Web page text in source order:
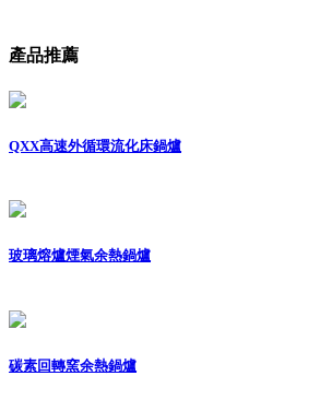
產品推薦
QXX高速外循環流化床鍋爐
玻璃熔爐煙氣余熱鍋爐
碳素回轉窯余熱鍋爐